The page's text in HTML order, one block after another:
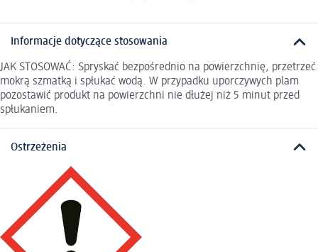
Informacje dotyczące stosowania
JAK STOSOWAĆ: Spryskać bezpośrednio na powierzchnię, przetrzeć
mokrą szmatką i spłukać wodą. W przypadku uporczywych plam
pozostawić produkt na powierzchni nie dłużej niż 5 minut przed
spłukaniem.
Ostrzeżenia